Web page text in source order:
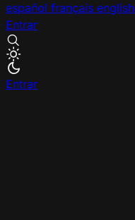
español français english
Entrar
Entrar